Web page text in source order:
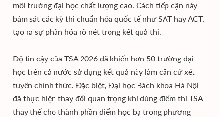
môi trường đại học chất lượng cao. Cách tiếp cận này
bám sát các kỳ thi chuẩn hóa quốc tế như SAT hay ACT,
tạo ra sự phân hóa rõ nét trong kết quả thi.
Độ tin cậy của TSA 2026 đã khiến hơn 50 trường đại
học trên cả nước sử dụng kết quả này làm căn cứ xét
tuyển chính thức. Đặc biệt, Đại học Bách khoa Hà Nội
đã thực hiện thay đổi quan trọng khi dùng điểm thi TSA
thay thế cho thành phần điểm học bạ trong phương